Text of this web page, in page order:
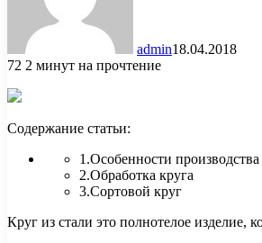
admin18.04.2018
72 2 минут на прочтение
Содержание статьи:
1.Особенности производства
2.Обработка круга
3.Сортовой круг
Круг из стали это полнотелое изделие,